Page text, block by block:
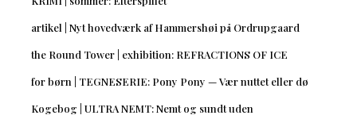
artikel | Nyt hovedværk af Hammershøi på Ordrupgaard
the Round Tower | exhibition: REFRACTIONS OF ICE
for børn | TEGNESERIE: Pony Pony — Vær nuttet eller dø
Kogebog | ULTRA NEMT: Nemt og sundt uden